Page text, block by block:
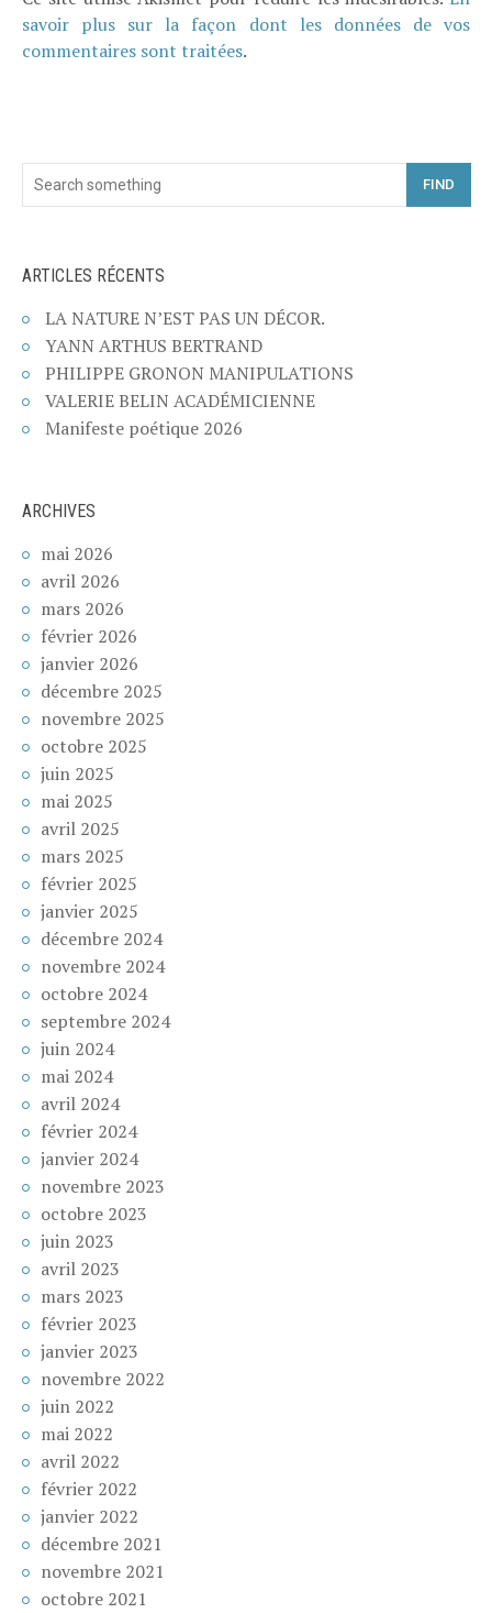
savoir plus sur la façon dont les données de vos
commentaires sont traitées.
FIND
ARTICLES RÉCENTS
LA NATURE N’EST PAS UN DÉCOR.
YANN ARTHUS BERTRAND
PHILIPPE GRONON MANIPULATIONS
VALERIE BELIN ACADÉMICIENNE
Manifeste poétique 2026
ARCHIVES
mai 2026
avril 2026
mars 2026
février 2026
janvier 2026
décembre 2025
novembre 2025
octobre 2025
juin 2025
mai 2025
avril 2025
mars 2025
février 2025
janvier 2025
décembre 2024
novembre 2024
octobre 2024
septembre 2024
juin 2024
mai 2024
avril 2024
février 2024
janvier 2024
novembre 2023
octobre 2023
juin 2023
avril 2023
mars 2023
février 2023
janvier 2023
novembre 2022
juin 2022
mai 2022
avril 2022
février 2022
janvier 2022
décembre 2021
novembre 2021
octobre 2021